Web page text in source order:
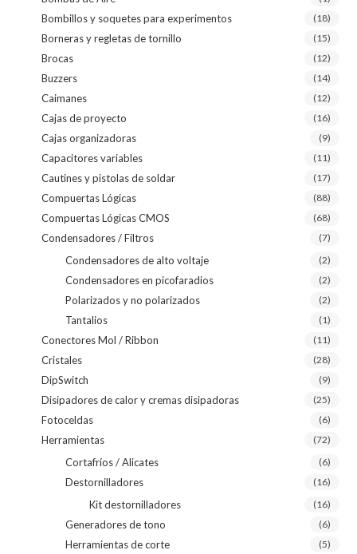
Bombillos y soquetes para experimentos (18)
Borneras y regletas de tornillo (15)
Brocas (12)
Buzzers (14)
Caimanes (12)
Cajas de proyecto (16)
Cajas organizadoras (9)
Capacitores variables (11)
Cautines y pistolas de soldar (17)
Compuertas Lógicas (88)
Compuertas Lógicas CMOS (68)
Condensadores / Filtros (7)
Condensadores de alto voltaje (2)
Condensadores en picofaradios (2)
Polarizados y no polarizados (2)
Tantalios (1)
Conectores Mol / Ribbon (11)
Cristales (28)
DipSwitch (9)
Disipadores de calor y cremas disipadoras (25)
Fotoceldas (6)
Herramientas (72)
Cortafríos / Alicates (6)
Destornilladores (16)
Kit destornilladores (16)
Generadores de tono (6)
Herramientas de corte (5)